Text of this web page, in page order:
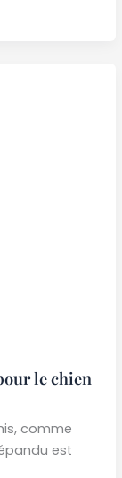
le chien
comme
est